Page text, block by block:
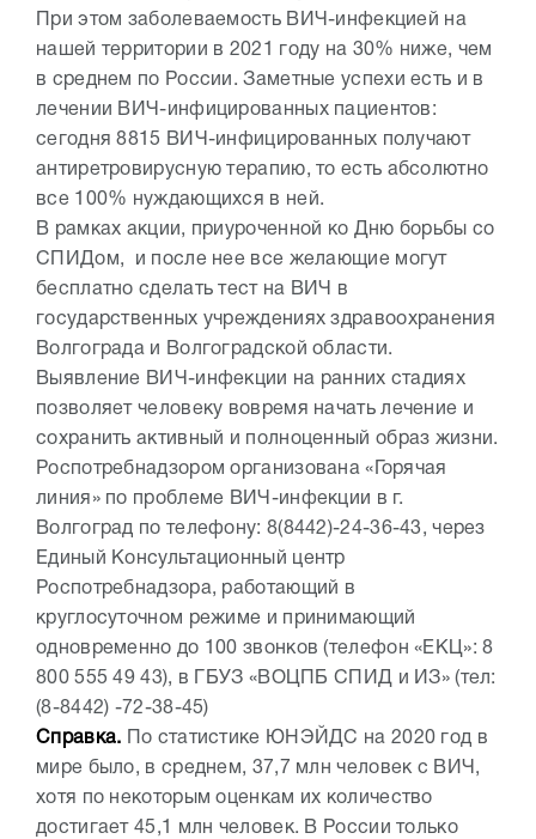
При этом заболеваемость ВИЧ-инфекцией на
нашей территории в 2021 году на 30% ниже, чем
в среднем по России. Заметные успехи есть и в
лечении ВИЧ-инфицированных пациентов:
сегодня 8815 ВИЧ-инфицированных получают
антиретровирусную терапию, то есть абсолютно
все 100% нуждающихся в ней.
В рамках акции, приуроченной ко Дню борьбы со
СПИДом, и после нее все желающие могут
бесплатно сделать тест на ВИЧ в
государственных учреждениях здравоохранения
Волгограда и Волгоградской области.
Выявление ВИЧ-инфекции на ранних стадиях
позволяет человеку вовремя начать лечение и
сохранить активный и полноценный образ жизни.
Роспотребнадзором организована «Горячая
линия» по проблеме ВИЧ-инфекции в г.
Волгоград по телефону: 8(8442)-24-36-43, через
Единый Консультационный центр
Роспотребнадзора, работающий в
круглосуточном режиме и принимающий
одновременно до 100 звонков (телефон «ЕКЦ»: 8
800 555 49 43), в ГБУЗ «ВОЦПБ СПИД и ИЗ» (тел:
(8-8442) -72-38-45)
Справка.
По статистике ЮНЭЙДС на 2020 год в
мире было, в среднем, 37,7 млн человек с ВИЧ,
хотя по некоторым оценкам их количество
достигает 45,1 млн человек. В России только